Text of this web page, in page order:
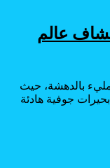
عالم
بالدهشة، حيث
جوفية هادئة